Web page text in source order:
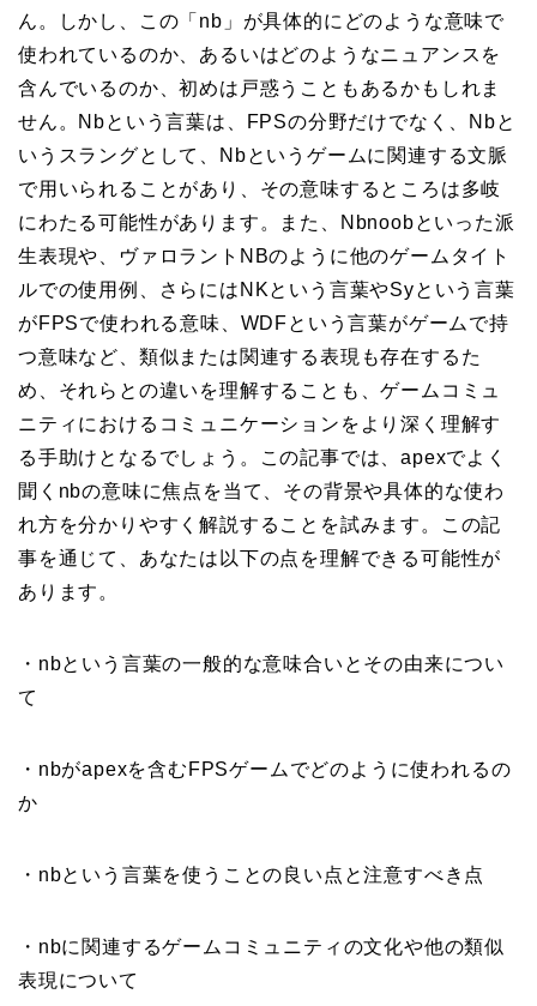
ん。しかし、この「nb」が具体的にどのような意味で
使われているのか、あるいはどのようなニュアンスを
含んでいるのか、初めは戸惑うこともあるかもしれま
せん。Nbという言葉は、FPSの分野だけでなく、Nbと
いうスラングとして、Nbというゲームに関連する文脈
で用いられることがあり、その意味するところは多岐
にわたる可能性があります。また、Nbnoobといった派
生表現や、ヴァロラントNBのように他のゲームタイト
ルでの使用例、さらにはNKという言葉やSyという言葉
がFPSで使われる意味、WDFという言葉がゲームで持
つ意味など、類似または関連する表現も存在するた
め、それらとの違いを理解することも、ゲームコミュ
ニティにおけるコミュニケーションをより深く理解す
る手助けとなるでしょう。この記事では、apexでよく
聞くnbの意味に焦点を当て、その背景や具体的な使わ
れ方を分かりやすく解説することを試みます。この記
事を通じて、あなたは以下の点を理解できる可能性が
あります。
・nbという言葉の一般的な意味合いとその由来につい
て
・nbがapexを含むFPSゲームでどのように使われるの
か
・nbという言葉を使うことの良い点と注意すべき点
・nbに関連するゲームコミュニティの文化や他の類似
表現について